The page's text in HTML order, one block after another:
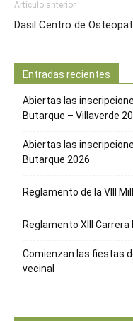
Artículo anterior
Dasil Centro de
Entradas recientes
Abiertas las
Butarque – Villaverde
Abiertas las
Butarque 2026
Reglamento de la VIII
Reglamento XIII
Comienzan las fiestas
vecinal